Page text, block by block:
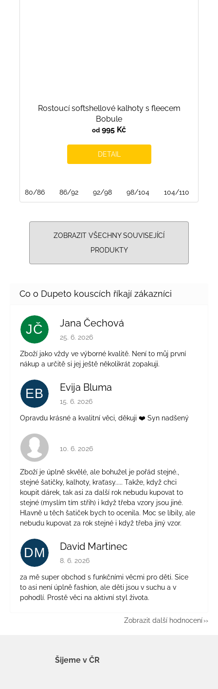
Rostoucí softshellové kalhoty s fleecem
Bobule
od 995 Kč
DETAIL
80/86 86/92 92/98 98/104 104/110
ZOBRAZIT VŠECHNY SOUVISEJÍCÍ
PRODUKTY
JČ Jana Čechová
Hodnocení obchodu je 5 z 5 hvězdiček.
25. 6. 2026
Zboží jako vždy ve výborné kvalitě. Není to můj první
nákup a určitě si jej ještě několikrát zopakuji.
EB Evija Bluma
Hodnocení obchodu je 5 z 5 hvězdiček.
15. 6. 2026
Opravdu krásné a kvalitní věci, děkuji ❤️ Syn nadšený
Hodnocení obchodu je 4 z 5 hvězdiček.
10. 6. 2026
Zboží je úplně skvělé, ale bohužel je pořád stejné.,
stejné šatičky, kalhoty, kraťasy..... Takže, když chci
koupit dárek, tak asi za další rok nebudu kupovat to
stejné (myslím tím střih) i když třeba vzory jsou jiné.
Hlavně u těch šatiček bych to ocenila. Moc se líbily, ale
nebudu kupovat za rok stejné i když třeba jiný vzor.
DM David Martinec
Hodnocení obchodu je 5 z 5 hvězdiček.
8. 6. 2026
za mě super obchod s funkčními věcmi pro děti. Sice
to asi není úplně fashion, ale děti jsou v suchu a v
pohodlí. Prostě věci na aktivní styl života.
Zobrazit další hodnocení
Šijeme v ČR